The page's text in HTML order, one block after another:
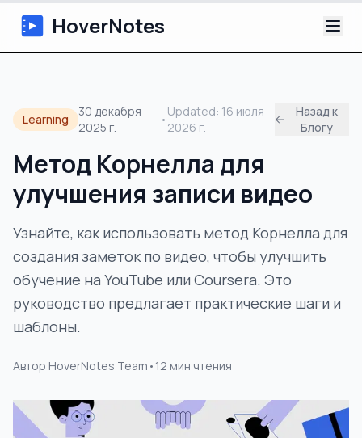
HoverNotes
Extension
ИИ-видеоконспекты
О нас
Learning
30 декабря
2025 г.
•
Updated: 16 июля
2026 г.
Назад к
Блогу
Метод Корнелла для
улучшения записи видео
Узнайте, как использовать метод Корнелла для
создания заметок по видео, чтобы улучшить
обучение на YouTube или Coursera. Это
руководство предлагает практические шаги и
шаблоны.
Автор HoverNotes Team • 12 мин чтения